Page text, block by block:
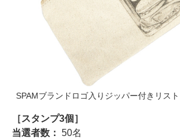
SPAMブランドロゴ入りジッパー付きリスト
［スタンプ3個］
当選者数： 50名